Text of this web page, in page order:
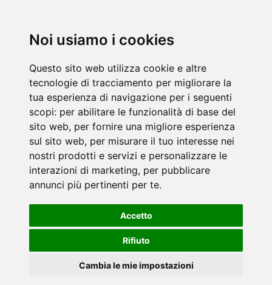
Noi usiamo i cookies
Questo sito web utilizza cookie e altre
tecnologie di tracciamento per migliorare la
tua esperienza di navigazione per i seguenti
scopi: per abilitare le funzionalità di base del
sito web, per fornire una migliore esperienza
sul sito web, per misurare il tuo interesse nei
nostri prodotti e servizi e personalizzare le
interazioni di marketing, per pubblicare
annunci più pertinenti per te.
Accetto
Rifiuto
Cambia le mie impostazioni